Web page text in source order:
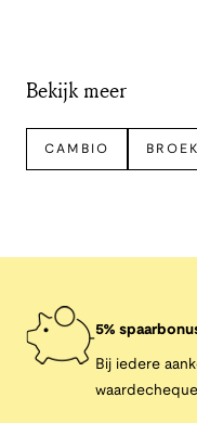
Bekijk meer
CAMBIO
5%
Bij iedere